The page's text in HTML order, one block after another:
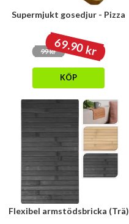
Supermjukt gosedjur - Pizza
99 kr69.90 kr
KÖP
Flexibel armstödsbricka (Trä)